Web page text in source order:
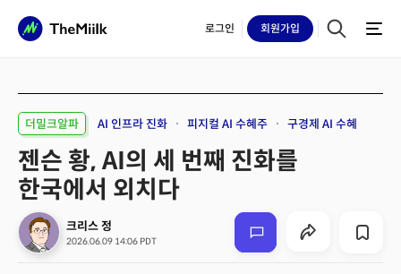
로그인 회원가입
더밀크알파 AI 인프라 진화 피지컬 AI 수혜주 구경제 AI 수혜
젠슨 황, AI의 세 번째 진화를
한국에서 외치다
크리스 정
2026.06.09 14:06 PDT